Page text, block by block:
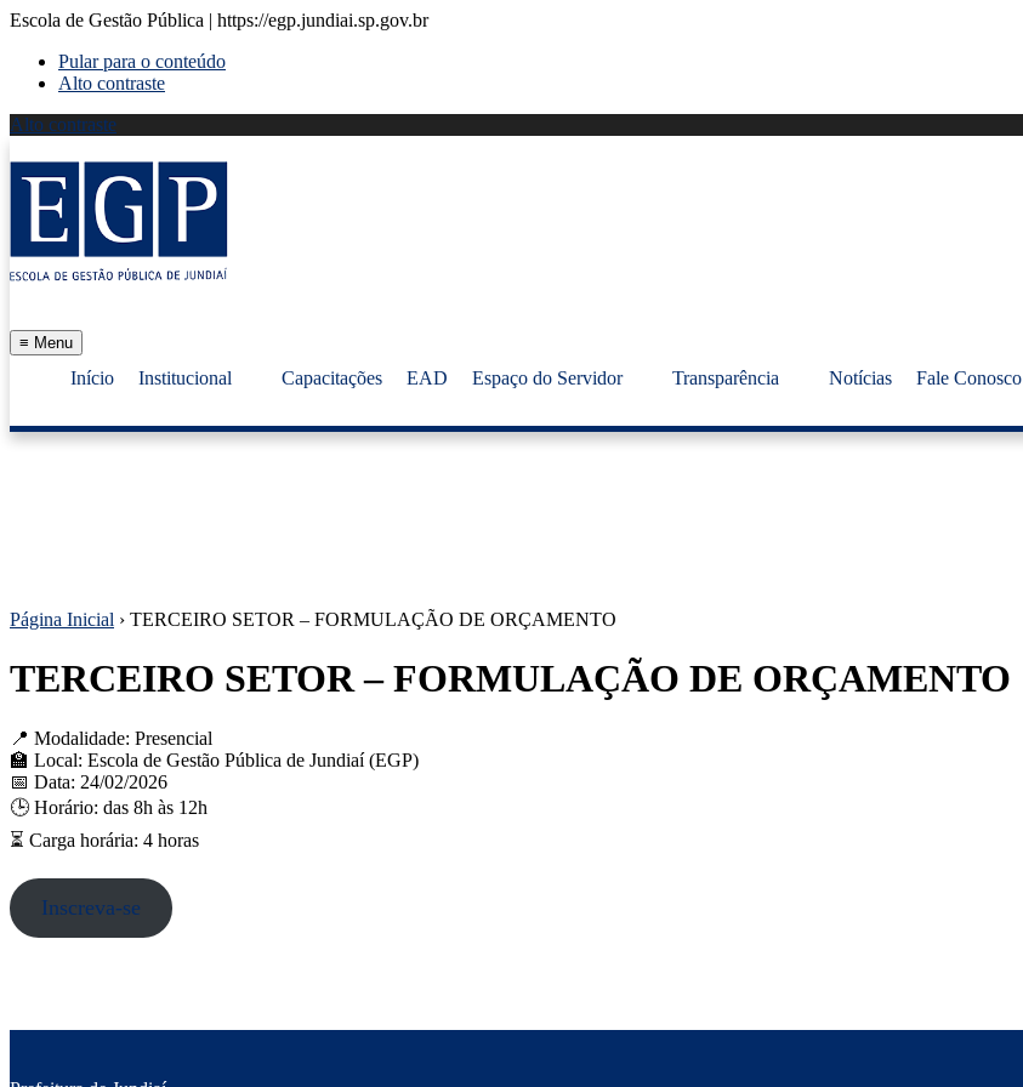
Escola de Gestão Pública | https://egp.jundiai.sp.gov.br
Pular para o conteúdo
Alto contraste
Alto contraste
≡ Menu
Início Institucional Capacitações EAD Espaço do Servidor Transparência Notícias Fale Conosco
Página Inicial › TERCEIRO SETOR – FORMULAÇÃO DE ORÇAMENTO
TERCEIRO SETOR – FORMULAÇÃO DE ORÇAMENTO
📍 Modalidade: Presencial
🏫 Local: Escola de Gestão Pública de Jundiaí (EGP)
📅 Data: 24/02/2026
🕒 Horário: das 8h às 12h
⏳ Carga horária: 4 horas
Inscreva-se